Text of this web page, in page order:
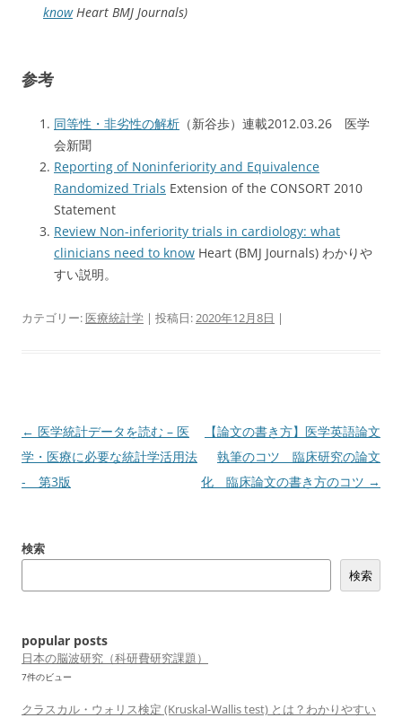
knowHeart BMJ Journals)
参考
同等性・非劣性の解析 （新谷歩）連載2012.03.26 医学
会新聞
Reporting of Noninferiority and Equivalence
Randomized Trials Extension of the CONSORT 2010
Statement
Review Non-inferiority trials in cardiology: what
clinicians need to know Heart (BMJ Journals) わかりや
すい説明。
カテゴリー:医療統計学 | 投稿日:2020年12月8日 |
投
稿
ナ
ー
← 医学統計データを読む – 医
学・医療に必要な統計学活用法
- 第3版
【論文の書き方】医学英語論文
執筆のコツ 臨床研究の論文
化 臨床論文の書き方のコツ →
検索
検索
popular posts
日本の脳波研究（科研費研究課題）
7件のビュー
クラスカル・ウォリス検定 (Kruskal-Wallis test) とは？わかりやすい